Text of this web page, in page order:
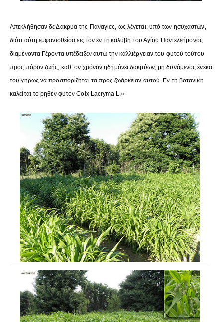
Απεκλήθησαν δε Δάκρυα της Παναγίας, ως λέγεται, υπό των ησυχαστών,
διότι αύτη εμφανισθείσα εις τον εν τη καλύβη του Αγίου Παντελεήμονος
διαμένοντα Γέροντα υπέδειξεν αυτώ την καλλιέργειαν του φυτού τούτου
προς πόρον ζωής, καθ’ ον χρόνον ηδημόνει δακρύων, μη δυνάμενος ένεκα
του γήρως να προσπορίζηται τα προς ζωάρκειαν αυτού. Εν τη βοτανική
καλείται το ρηθέν φυτόν Coix Lacryma L.»